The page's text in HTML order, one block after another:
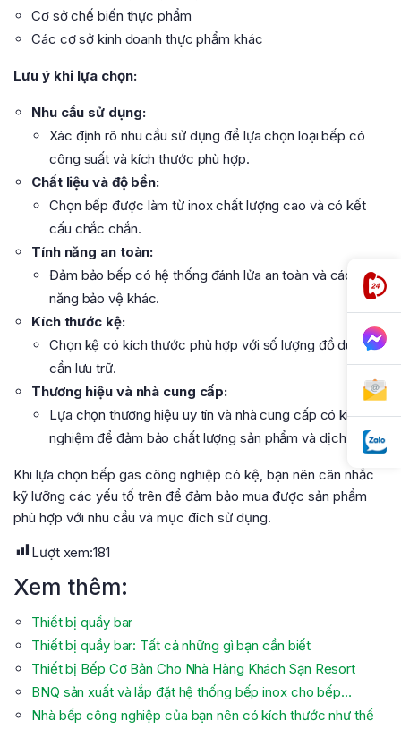
Cơ sở chế biến thực phẩm
Các cơ sở kinh doanh thực phẩm khác
Lưu ý khi lựa chọn:
Nhu cầu sử dụng:
Xác định rõ nhu cầu sử dụng để lựa chọn loại bếp có
công suất và kích thước phù hợp.
Chất liệu và độ bền:
Chọn bếp được làm từ inox chất lượng cao và có kết
cấu chắc chắn.
Tính năng an toàn:
Đảm bảo bếp có hệ thống đánh lửa an toàn và các tính
năng bảo vệ khác.
Kích thước kệ:
Chọn kệ có kích thước phù hợp với số lượng đồ dùng
cần lưu trữ.
Thương hiệu và nhà cung cấp:
Lựa chọn thương hiệu uy tín và nhà cung cấp có kinh
nghiệm để đảm bảo chất lượng sản phẩm và dịch vụ.
Khi lựa chọn bếp gas công nghiệp có kệ, bạn nên cân nhắc
kỹ lưỡng các yếu tố trên để đảm bảo mua được sản phẩm
phù hợp với nhu cầu và mục đích sử dụng.
Lượt xem:181
Xem thêm:
Thiết bị quầy bar
Thiết bị quầy bar: Tất cả những gì bạn cần biết
Thiết bị Bếp Cơ Bản Cho Nhà Hàng Khách Sạn Resort
BNQ sản xuất và lắp đặt hệ thống bếp inox cho bếp…
Nhà bếp công nghiệp của bạn nên có kích thước như thế